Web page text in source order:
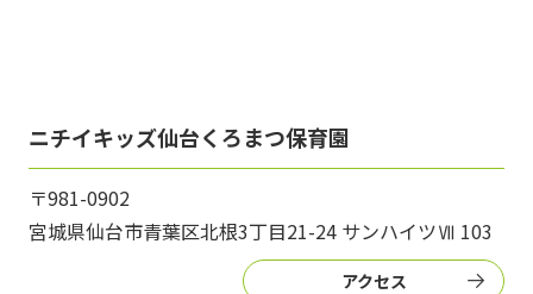
ニチイキッズ仙台くろまつ保育園
〒981-0902
宮城県仙台市青葉区北根3丁目21-24 サンハイツⅦ 103
アクセス